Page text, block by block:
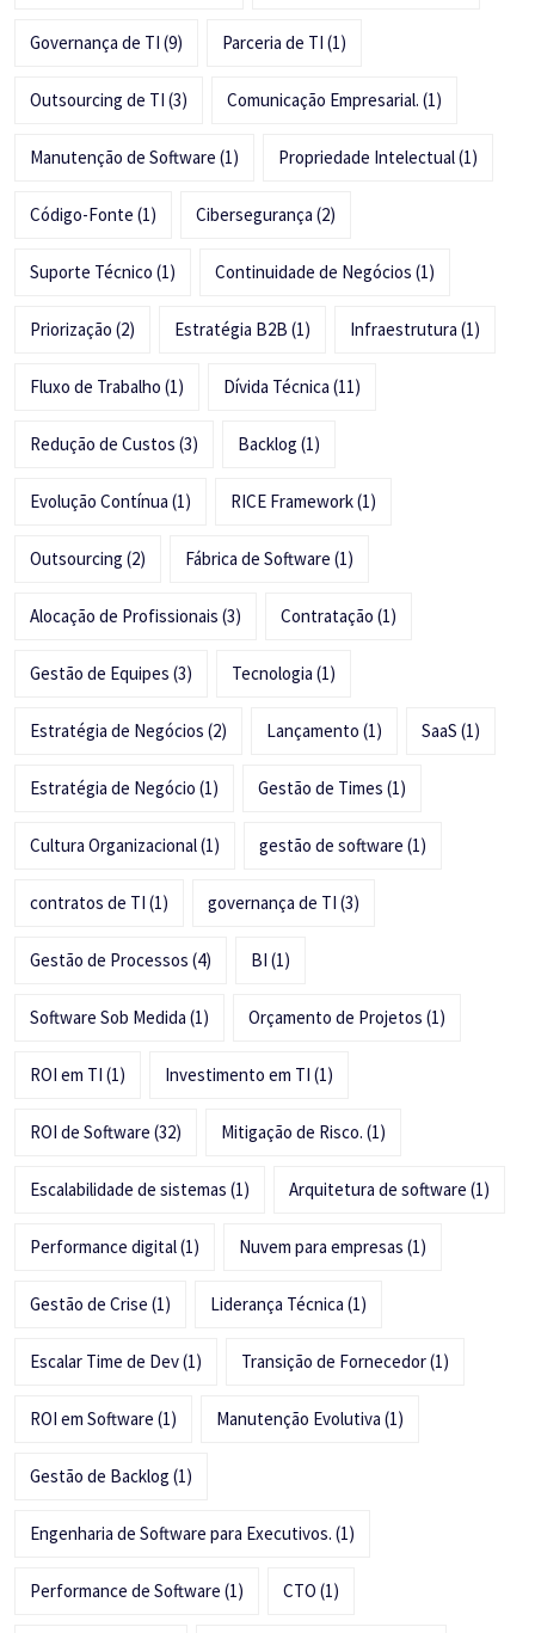
Governança de TI (9) Parceria de TI (1)
Outsourcing de TI (3) Comunicação Empresarial. (1)
Manutenção de Software (1) Propriedade Intelectual(1)
Código-Fonte (1) Cibersegurança (2)
Suporte Técnico (1) Continuidade de Negócios (1)
Priorização (2) Estratégia B2B (1) Infraestrutura (1)
Fluxo de Trabalho (1) Dívida Técnica (11)
Redução de Custos (3) Backlog (1)
Evolução Contínua (1) RICE Framework(1)
Outsourcing (2) Fábrica de Software (1)
Alocação de Profissionais (3) Contratação (1)
Gestão de Equipes (3) Tecnologia (1)
Estratégia de Negócios (2) Lançamento (1) SaaS (1)
Estratégia de Negócio (1) Gestão de Times (1)
Cultura Organizacional(1) gestão de software (1)
contratos de TI (1) governança de TI (3)
Gestão de Processos (4) BI (1)
Software Sob Medida (1) Orçamento de Projetos (1)
ROI em TI (1) Investimento em TI (1)
ROI de Software (32) Mitigação de Risco. (1)
Escalabilidade de sistemas (1) Arquitetura de software (1)
Performance digital(1) Nuvem para empresas (1)
Gestão de Crise (1) Liderança Técnica (1)
Escalar Time de Dev(1) Transição de Fornecedor(1)
ROI em Software (1) Manutenção Evolutiva (1)
Gestão de Backlog (1)
Engenharia de Software para Executivos. (1)
Performance de Software (1) CTO (1)